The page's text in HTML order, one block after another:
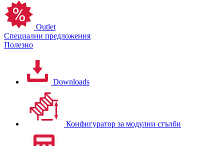
Outlet
Специални предложения
Полезно
Downloads
Конфигуратор за модулни стълби